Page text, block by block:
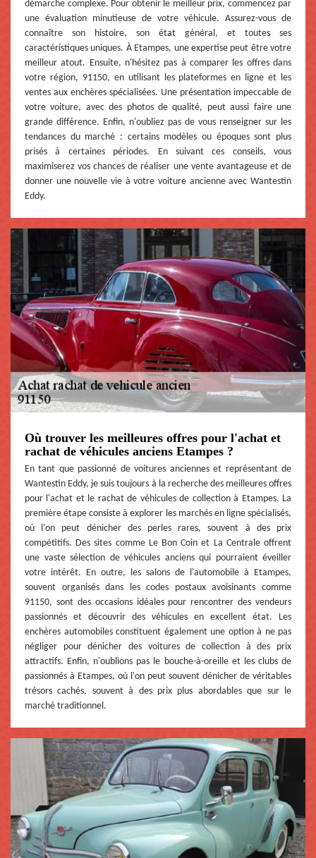
démarche complexe. Pour obtenir le meilleur prix, commencez par
une évaluation minutieuse de votre véhicule. Assurez-vous de
connaître son histoire, son état général, et toutes ses
caractéristiques uniques. À Etampes, une expertise peut être votre
meilleur atout. Ensuite, n'hésitez pas à comparer les offres dans
votre région, 91150, en utilisant les plateformes en ligne et les
ventes aux enchères spécialisées. Une présentation impeccable de
votre voiture, avec des photos de qualité, peut aussi faire une
grande différence. Enfin, n'oubliez pas de vous renseigner sur les
tendances du marché : certains modèles ou époques sont plus
prisés à certaines périodes. En suivant ces conseils, vous
maximiserez vos chances de réaliser une vente avantageuse et de
donner une nouvelle vie à votre voiture ancienne avec Wantestin
Eddy.
Où trouver les meilleures offres pour l'achat et
rachat de véhicules anciens Etampes ?
En tant que passionné de voitures anciennes et représentant de
Wantestin Eddy, je suis toujours à la recherche des meilleures offres
pour l'achat et le rachat de véhicules de collection à Etampes. La
première étape consiste à explorer les marchés en ligne spécialisés,
où l'on peut dénicher des perles rares, souvent à des prix
compétitifs. Des sites comme Le Bon Coin et La Centrale offrent
une vaste sélection de véhicules anciens qui pourraient éveiller
votre intérêt. En outre, les salons de l'automobile à Etampes,
souvent organisés dans les codes postaux avoisinants comme
91150, sont des occasions idéales pour rencontrer des vendeurs
passionnés et découvrir des véhicules en excellent état. Les
enchères automobiles constituent également une option à ne pas
négliger pour dénicher des voitures de collection à des prix
attractifs. Enfin, n'oublions pas le bouche-à-oreille et les clubs de
passionnés à Etampes, où l'on peut souvent dénicher de véritables
trésors cachés, souvent à des prix plus abordables que sur le
marché traditionnel.